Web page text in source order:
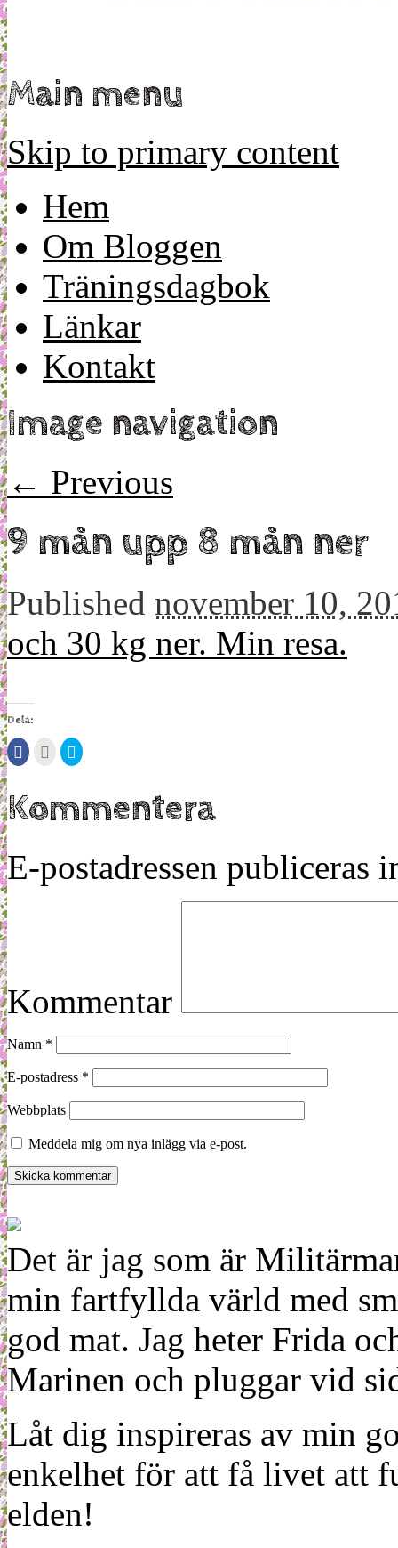
Main menu
Skip to primary content
Hem
Om Bloggen
Träningsdagbok
Länkar
Kontakt
Image navigation
← Previous
9 mån upp 8 mån ner
Published november 10,
och 30 kg ner. Min resa.
Dela:
Klicka
för
Facebook
(Öppnas
i
fönster)
Klicka
för
till
en
vän
nytt
fönster)
Klicka
för
Twitter
(Öppnas
i
Kommentera
E-postadressen publiceras
Kommentar
Namn *
E-postadress *
Webbplats
Meddela mig om nya inlägg via e-post.
Det är jag som är
min fartfyllda värld med
god mat. Jag heter Frida
Marinen och pluggar vid
Låt dig inspireras av min
enkelhet för att få livet att
elden!